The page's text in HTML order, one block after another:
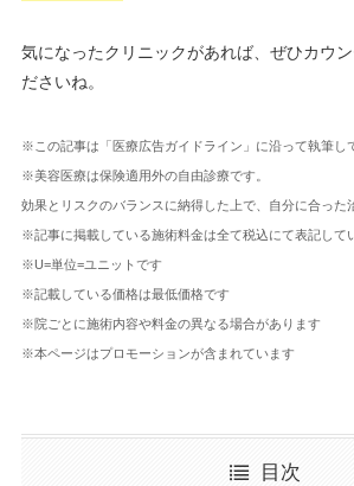
気になったクリニックがあれば、ぜひカウ
ださいね。
※この記事は「医療広告ガイドライン」に沿って執筆し
※美容医療は保険適用外の自由診療です。
効果とリスクのバランスに納得した上で、自分に合った
※記事に掲載している施術料金は全て税込にて表記して
※U=単位=ユニットです
※記載している価格は最低価格です
※院ごとに施術内容や料金の異なる場合があります
※本ページはプロモーションが含まれています
目次